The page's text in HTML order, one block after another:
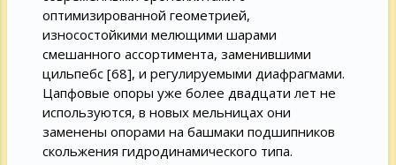
оптимизированной геометрией,
износостойкими мелющими шарами
смешанного ассортимента, заменившими
цильпебс [68], и регулируемыми диафрагмами.
Цапфовые опоры уже более двадцати лет не
используются, в новых мельницах они
заменены опорами на башмаки подшипников
скольжения гидродинамического типа.